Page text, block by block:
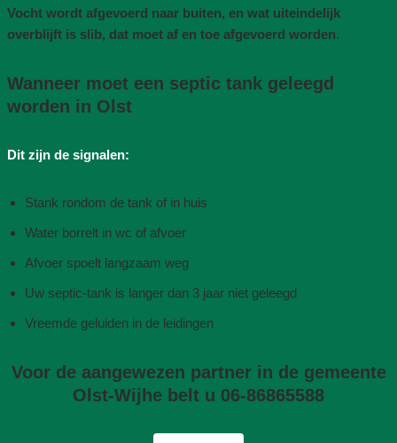
Vocht wordt afgevoerd naar buiten, en wat uiteindelijk
overblijft is slib, dat moet af en toe afgevoerd worden.
Wanneer moet een septic tank geleegd
worden in Olst
Dit zijn de signalen:
Stank rondom de tank of in huis
Water borrelt in wc of afvoer
Afvoer spoelt langzaam weg
Uw septic-tank is langer dan 3 jaar niet geleegd
Vreemde geluiden in de leidingen
Voor de aangewezen partner in de gemeente
Olst-Wijhe belt u 06-86865588